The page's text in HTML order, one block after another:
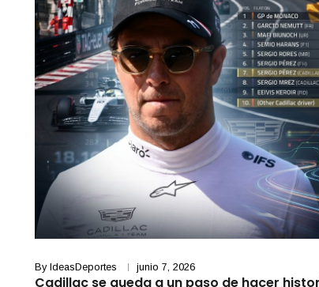
By IdeasDeportes junio 7, 2026
Cadillac se queda a un paso de hacer